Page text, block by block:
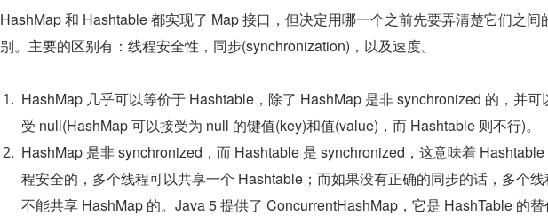
HashMap 和 Hashtable 都实现了 Map 接口，但决定用哪一个之前先要弄清楚它们之间
别。主要的区别有：线程安全性，同步(synchronization)，以及速度。
HashMap 几乎可以等价于 Hashtable，除了 HashMap 是非 synchronized 的，并可
受 null(HashMap 可以接受为 null 的键值(key)和值(value)，而 Hashtable 则不行)。
HashMap 是非 synchronized，而 Hashtable 是 synchronized，这意味着
程安全的，多个线程可以共享一个 Hashtable；而如果没有正确的同步的话，多个
不能共享 HashMap 的。Java 5 提供了 ConcurrentHashMap，它是 HashTable 的